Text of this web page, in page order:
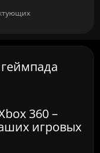
360 –
игровых